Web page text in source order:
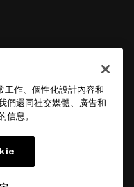
工作、個性化設計內容和
們還同社交媒體、廣告和
信息。